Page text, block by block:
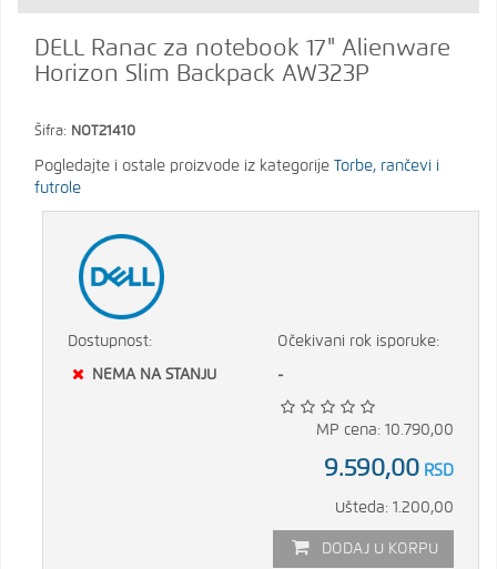
DELL Ranac za notebook 17" Alienware
Horizon Slim Backpack AW323P
Šifra: NOT21410
Pogledajte i ostale proizvode iz kategorije Torbe, rančevi i
futrole
Dostupnost:
NEMA NA STANJU
Očekivani rok isporuke:
-
MP cena: 10.790,00
9.590,00 RSD
Ušteda: 1.200,00
DODAJ U KORPU